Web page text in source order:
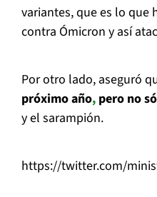
variantes, que es lo que
contra Ómicron y así
Por otro lado, aseguró
próximo año, pero no
y el sarampión.
https://twitter.com/